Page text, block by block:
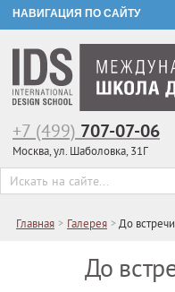
НАВИГАЦИЯ ПО САЙТУ
+7 (499) 707-07-06
Москва, ул. Шаболовка, 31Г
Главная > Галерея > До
До